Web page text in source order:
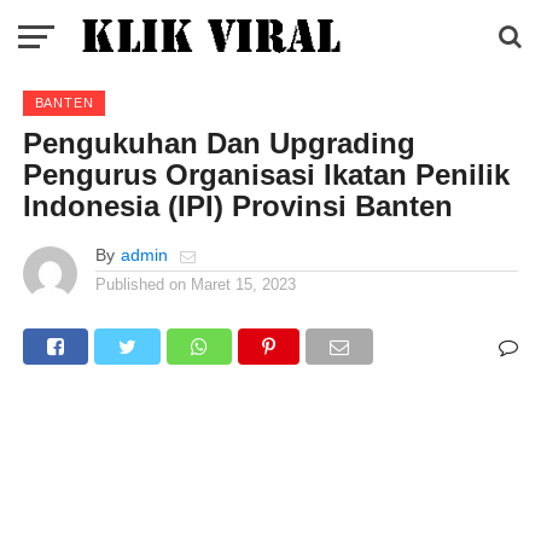
BANTEN
Pengukuhan Dan Upgrading
Pengurus Organisasi Ikatan Penilik
Indonesia (IPI) Provinsi Banten
By admin
Published on Maret 15, 2023